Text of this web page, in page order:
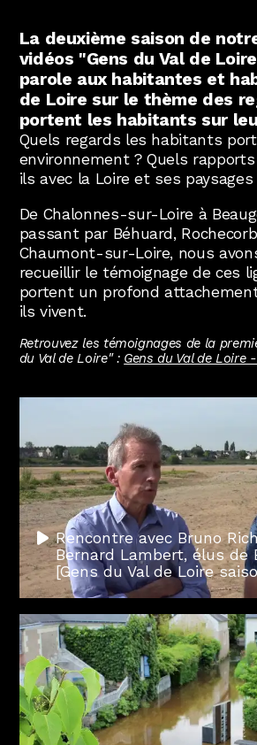
La deuxième saison de
vidéos "Gens du Val de
parole aux habitantes et
de Loire sur le thème des
portent les habitants sur
Quels regards les habitants
environnement ? Quels
ils avec la Loire et ses paysages
De Chalonnes-sur-Loire à
passant par Béhuard,
Chaumont-sur-Loire, nous
recueillir le témoignage de ces
portent un profond
ils vivent.
Retrouvez les témoignages de la
du Val de Loire" : Gens du Val de Loire
Rencontre avec Bruno
Bernard Lambert, élus de
[Gens du Val de Loire
N La Newsletter
Les dernières nouvelles du
patrimoine mondial
dans votre boîte mail.